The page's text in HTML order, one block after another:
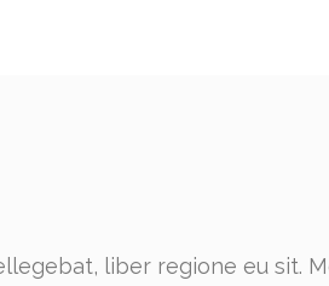
liber regione eu sit.